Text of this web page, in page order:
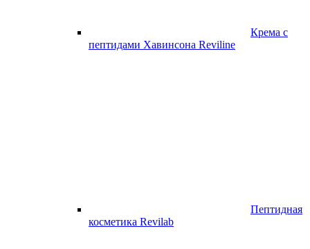
Крема с
пептидами Хавинсона Reviline
Пептидная
косметика Revilab